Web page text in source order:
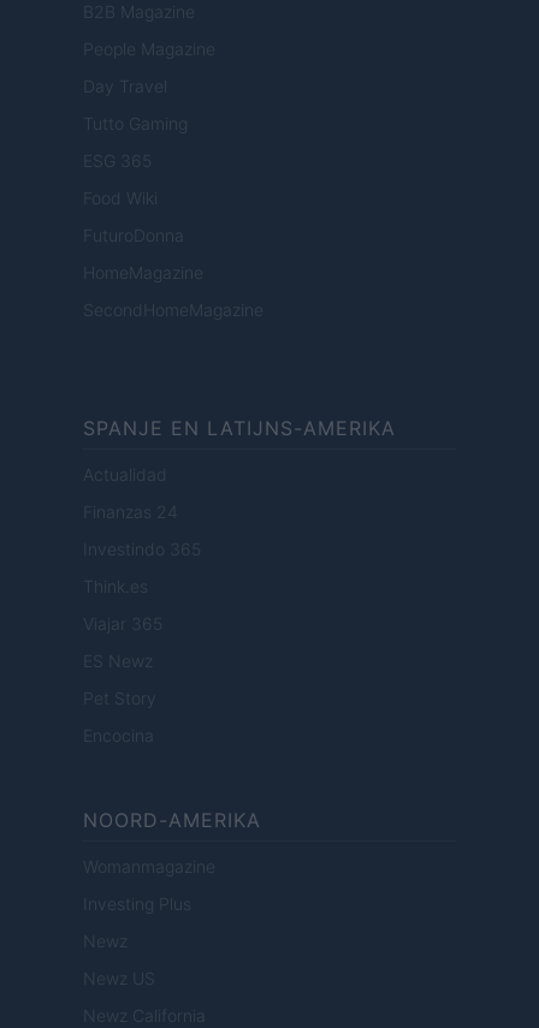
B2B Magazine
People Magazine
Day Travel
Tutto Gaming
ESG 365
Food Wiki
FuturoDonna
HomeMagazine
SecondHomeMagazine
SPANJE EN LATIJNS-AMERIKA
Actualidad
Finanzas 24
Investindo 365
Think.es
Viajar 365
ES Newz
Pet Story
Encocina
NOORD-AMERIKA
Womanmagazine
Investing Plus
Newz
Newz US
Newz California